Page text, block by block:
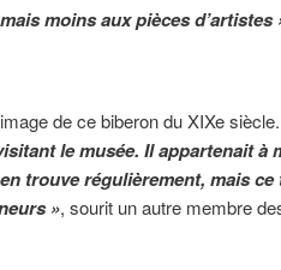
moins aux pièces d’artistes
de ce biberon du XIXe siècle.
le musée. Il appartenait à
trouve régulièrement, mais ce
», sourit un autre membre